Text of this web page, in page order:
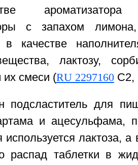
ароматизатора
с запахом
качестве
лактозу,
их смеси (RU 2297160С2,
подсластитель для
и ацесульфама,
используется лактоза, а
распад таблетки в